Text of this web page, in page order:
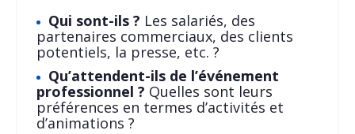
Qui sont-ils ? Les salariés, des
partenaires commerciaux, des clients
potentiels, la presse, etc. ?
Qu’attendent-ils de l’événement
professionnel ? Quelles sont leurs
préférences en termes d’activités et
d’animations ?